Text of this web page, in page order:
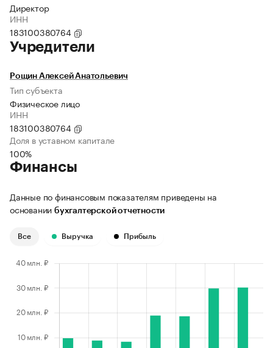
Директор
ИНН
183100380764
Учредители
Рощин Алексей Анатольевич
Тип субъекта
Физическое лицо
ИНН
183100380764
Доля в уставном капитале
100%
Финансы
Данные по финансовым показателям приведены на
основании бухгалтерской отчетности
Все Выручка Прибыль